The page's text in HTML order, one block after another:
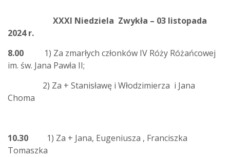
XXXI Niedziela Zwykła – 03 listopada
2024 r.
8.00 1) Za zmarłych członków IV Róży Różańcowej
im. św. Jana Pawła II;
2) Za + Stanisławę i Włodzimierza i Jana
Choma
10.30 1) Za + Jana, Eugeniusza , Franciszka
Tomaszka